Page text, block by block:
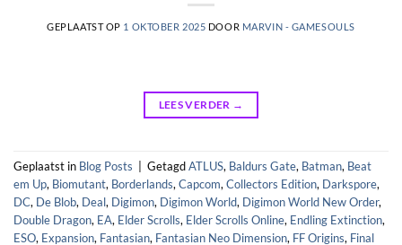
GEPLAATST OP 1 OKTOBER 2025 DOOR MARVIN - GAMESOULS
LEES VERDER →
Geplaatst in Blog Posts GetagdATLUS, Baldurs Gate, Batman, Beat
em Up, Biomutant, Borderlands, Capcom, Collectors Edition, Darkspore,
DC, De Blob, Deal, Digimon, Digimon World, Digimon World New Order,
Double Dragon, EA, Elder Scrolls, Elder Scrolls Online, Endling Extinction,
ESO, Expansion, Fantasian, Fantasian Neo Dimension, FF Origins, Final